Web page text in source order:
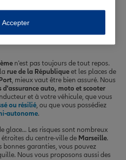
auto, moto
Marseille 2ème
n'est pas toujours de tout repos.
rue de la Républiqueet les places de
, mieux vaut être bien assuré. Nous
d'assurance auto, moto et scooter
et à votre véhicule, que vous
ou résilié, ou que vous possédiez
autonome.
glace... Les risques sont nombreux
du centre-ville de Marseille.
bonnes garanties, vous pouvez
Nous vous proposons aussi des
Accepter